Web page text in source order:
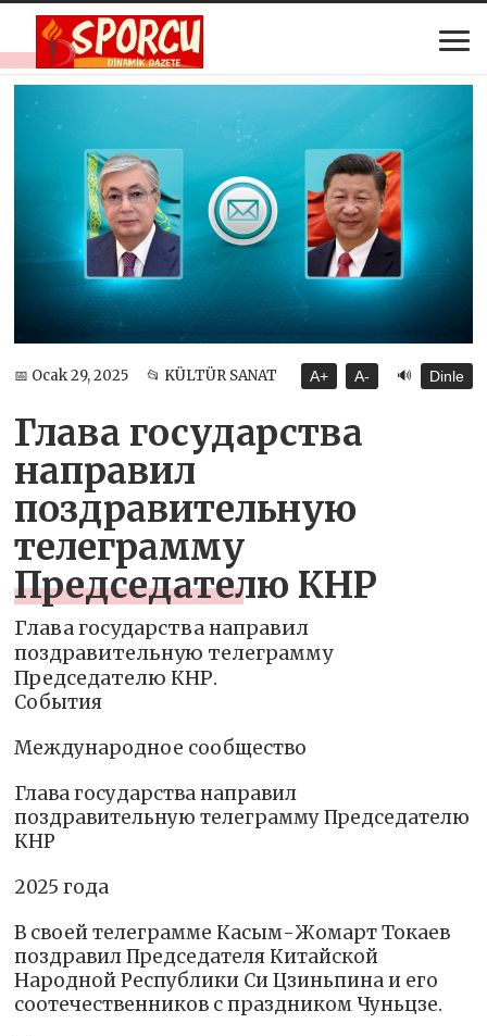
📅 Ocak 29, 2025 📂 KÜLTÜR SANAT A+ A- 🔊 Dinle
Глава государства
направил
поздравительную
телеграмму
Председателю КНР
Глава государства направил
поздравительную телеграмму
Председателю КНР.
События
Международное сообщество
Глава государства направил
поздравительную телеграмму Председателю
КНР
2025 года
В своей телеграмме Касым-Жомарт Токаев
поздравил Председателя Китайской
Народной Республики Си Цзиньпина и его
соотечественников с праздником Чуньцзе.